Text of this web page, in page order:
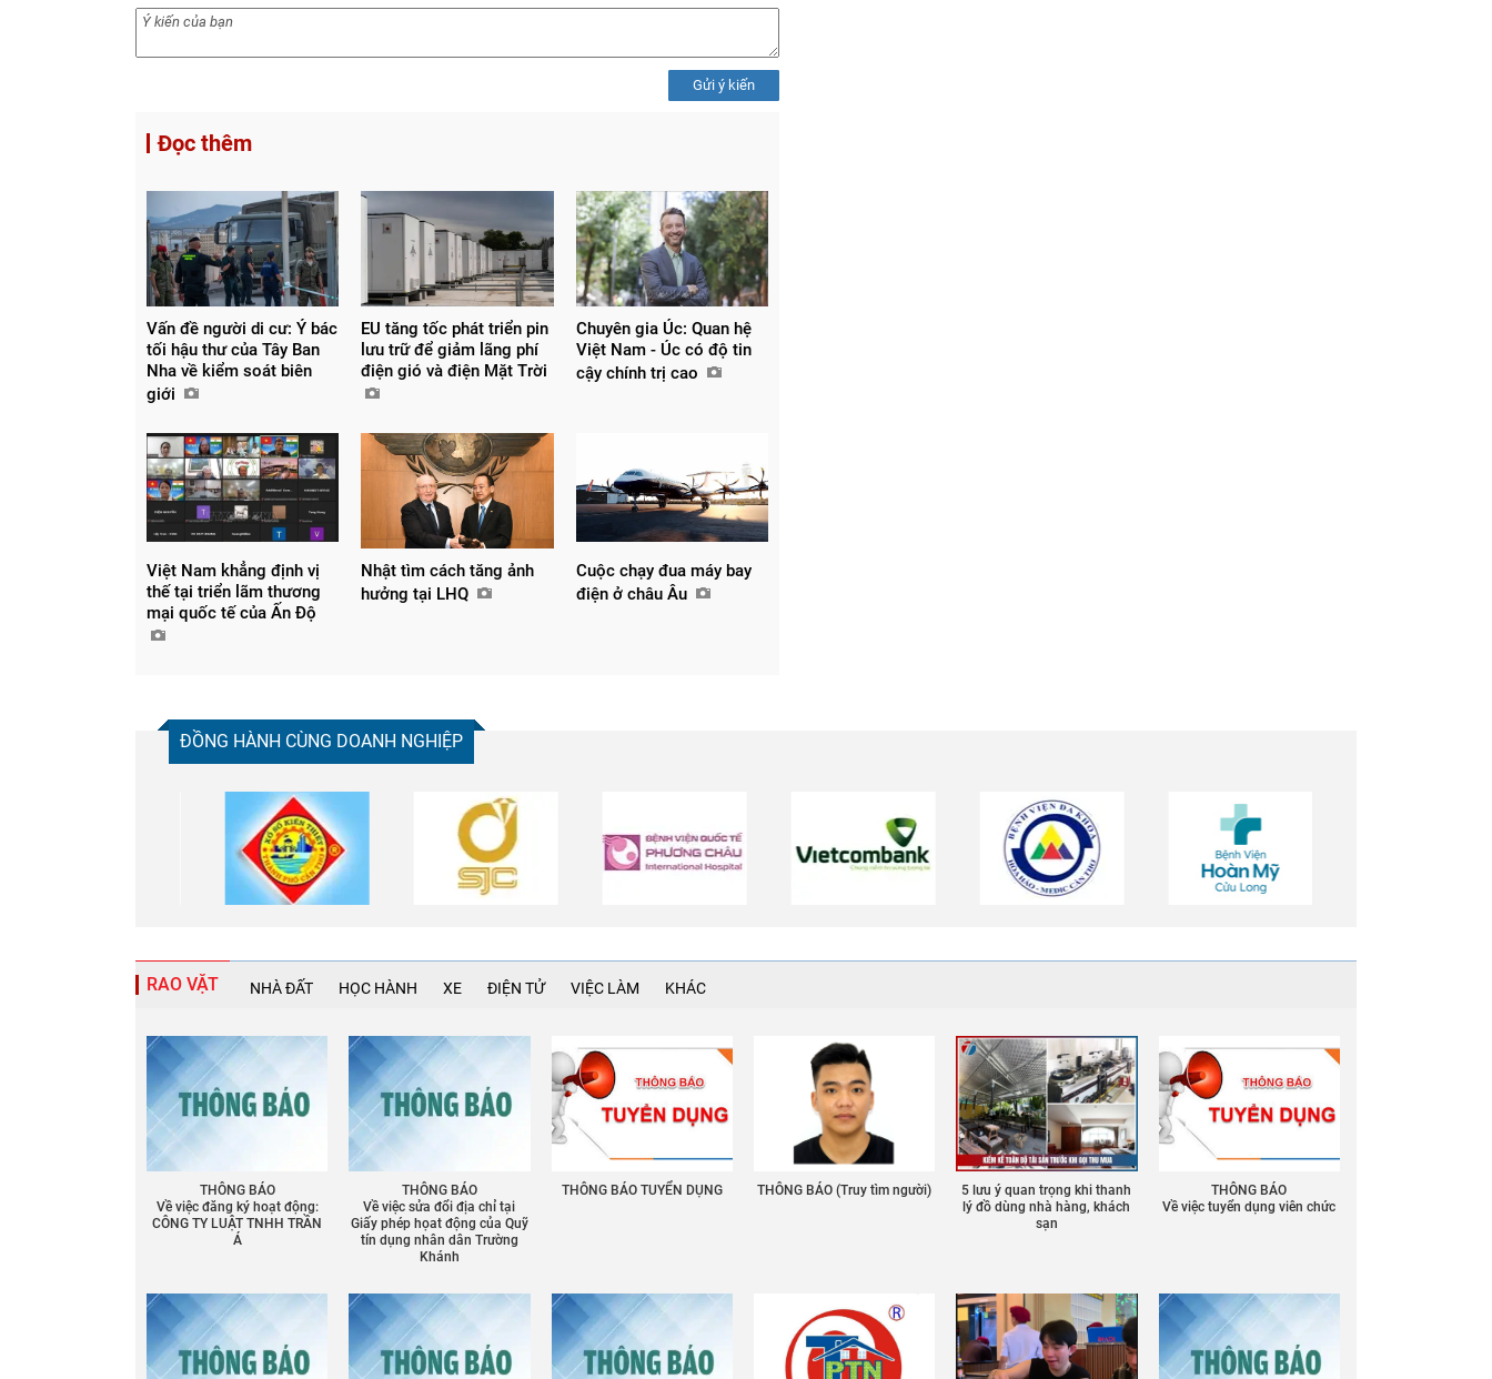
Gửi ý kiến
Đọc thêm
Vấn đề người di cư: Ý bác
tối hậu thư của Tây Ban
Nha về kiểm soát biên
giới
EU tăng tốc phát triển pin
lưu trữ để giảm lãng phí
điện gió và điện Mặt Trời
Chuyên gia Úc: Quan hệ
Việt Nam - Úc có độ tin
cậy chính trị cao
Việt Nam khẳng định vị
thế tại triển lãm thương
mại quốc tế của Ấn Độ
Nhật tìm cách tăng ảnh
hưởng tại LHQ
Cuộc chạy đua máy bay
điện ở châu Âu
ĐỒNG HÀNH CÙNG DOANH NGHIỆP
RAO VẶT NHÀ ĐẤT HỌC HÀNH XE ĐIỆN TỬ VIỆC LÀM KHÁC
THÔNG BÁO
Về việc đăng ký hoạt động:
CÔNG TY LUẬT TNHH TRẦN
Á
THÔNG BÁO
Về việc sửa đổi địa chỉ tại
Giấy phép họat động của Quỹ
tín dụng nhân dân Trường
Khánh
THÔNG BÁO TUYỂN DỤNG THÔNG BÁO (Truy tìm người)
5 lưu ý quan trọng khi thanh
lý đồ dùng nhà hàng, khách
sạn
THÔNG BÁO
Về việc tuyển dụng viên chức